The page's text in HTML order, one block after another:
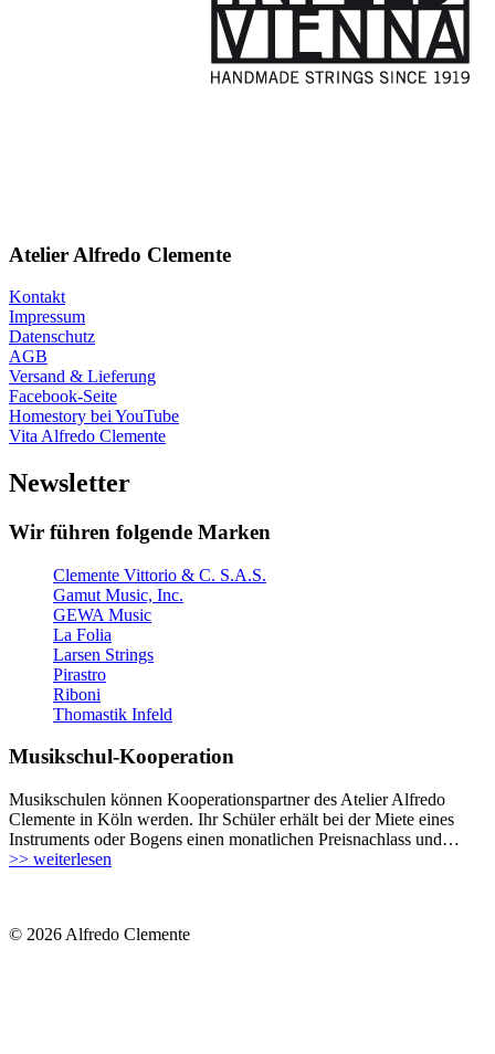
Atelier Alfredo Clemente
Kontakt
Impressum
Datenschutz
AGB
Versand & Lieferung
Facebook-Seite
Homestory bei YouTube
Vita Alfredo Clemente
Newsletter
Wir führen folgende Marken
Clemente Vittorio & C. S.A.S.
Gamut Music, Inc.
GEWA Music
La Folia
Larsen Strings
Pirastro
Riboni
Thomastik Infeld
Musikschul-Kooperation
Musikschulen können Kooperationspartner des Atelier Alfredo
Clemente in Köln werden. Ihr Schüler erhält bei der Miete eines
Instruments oder Bogens einen monatlichen Preisnachlass und…
>> weiterlesen
© 2026 Alfredo Clemente